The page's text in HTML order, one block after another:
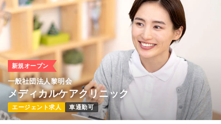
新規オープン
一般社団法人黎明会
メディカルケアクリニック
エージェント求人 車通勤可